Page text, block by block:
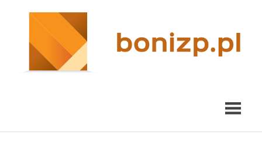
nieruchomości
Kraków